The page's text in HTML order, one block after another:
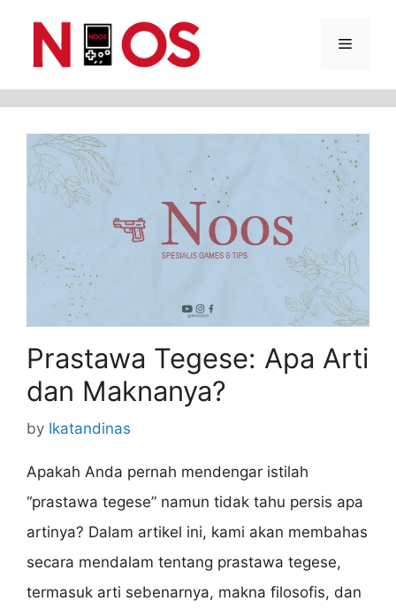
Menu
Prastawa Tegese: Apa Arti
dan Maknanya?
by Ikatandinas
Apakah Anda pernah mendengar istilah
“prastawa tegese” namun tidak tahu persis apa
artinya? Dalam artikel ini, kami akan membahas
secara mendalam tentang prastawa tegese,
termasuk arti sebenarnya, makna filosofis, dan